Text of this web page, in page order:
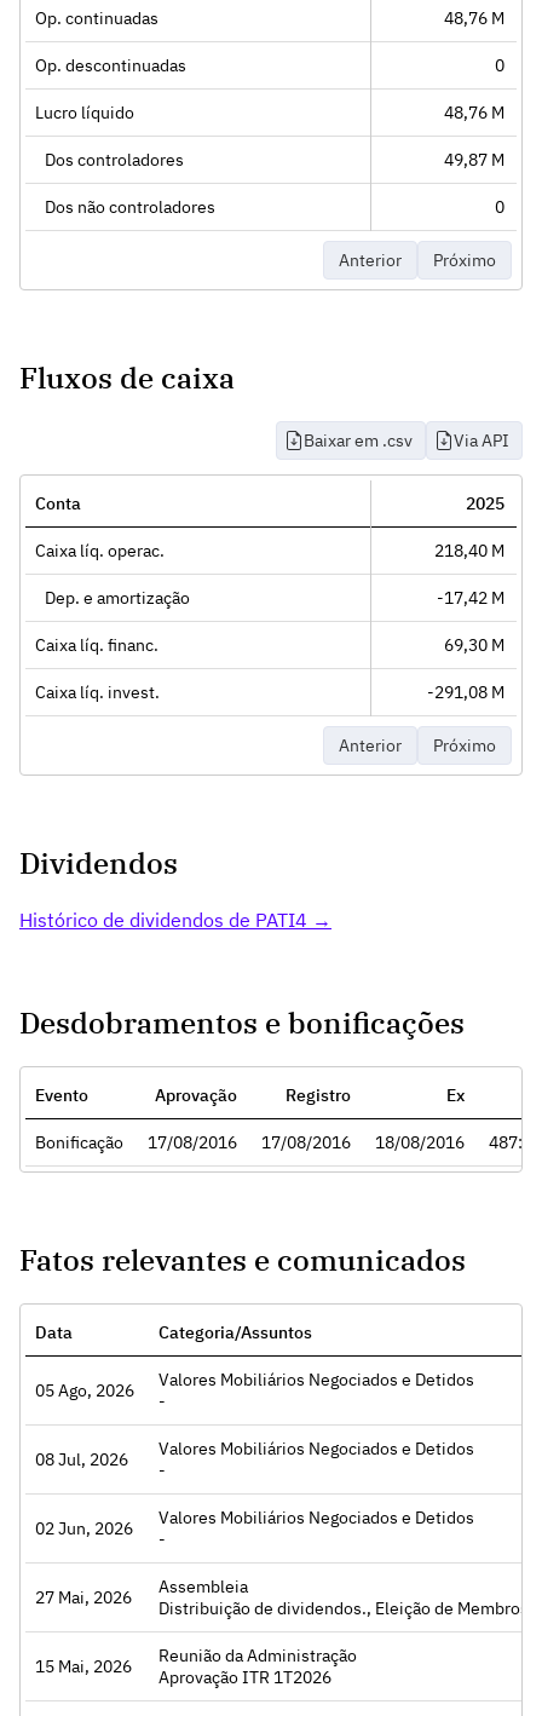
Op. continuadas 48,76 M
Op. descontinuadas 0
Lucro líquido 48,76 M
Dos controladores 49,87 M
Dos não controladores 0
Anterior Próximo
Fluxos de caixa
Baixar em .csv Via API
Conta 2025
Caixa líq. operac. 218,40 M
Dep. e amortização -17,42 M
Caixa líq. financ. 69,30 M
Caixa líq. invest. -291,08 M
Anterior Próximo
Dividendos
Histórico de dividendos de PATI4 →
Desdobramentos e bonificações
Evento Aprovação Registro Ex
Bonificação 17/08/2016 17/08/2016 18/08/2016
Fatos relevantes e comunicados
Data Categoria/Assuntos
05 Ago, 2026
Valores Mobiliários Negociados e Detidos
-
Acessar
08 Jul, 2026
Valores Mobiliários Negociados e Detidos
-
Acessar
02 Jun, 2026
Valores Mobiliários Negociados e Detidos
-
Acessar
27 Mai, 2026
Assembleia
Distribuição de dividendos., Eleição de Membros
Acessar
15 Mai, 2026
Reunião da Administração
Aprovação ITR 1T2026
Acessar